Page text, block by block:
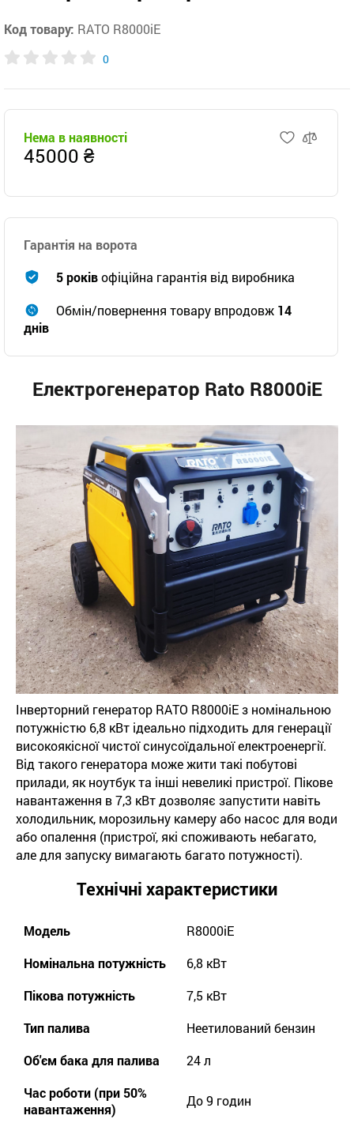
Код товару: RATO R8000iE
0
Нема в наявності
45000 ₴
Гарантія на ворота
5 роківофіційна гарантія від виробника
Обмін/повернення товару впродовж 14
днів
Електрогенератор Rato R8000iE
Інверторний генератор RATO R8000iE з номінальною
потужністю 6,8 кВт ідеально підходить для генерації
високоякісної чистої синусоїдальної електроенергії.
Від такого генератора може жити такі побутові
прилади, як ноутбук та інші невеликі пристрої. Пікове
навантаження в 7,3 кВт дозволяє запустити навіть
холодильник, морозильну камеру або насос для води
або опалення (пристрої, які споживають небагато,
але для запуску вимагають багато потужності).
Технічні характеристики
Модель
R8000iE
Номінальна потужність
6,8 кВт
Пікова потужність
7,5 кВт
Тип палива
Неетилований бензин
Об'єм бака для палива
24 л
Час роботи (при 50%
навантаження)
До 9 годин